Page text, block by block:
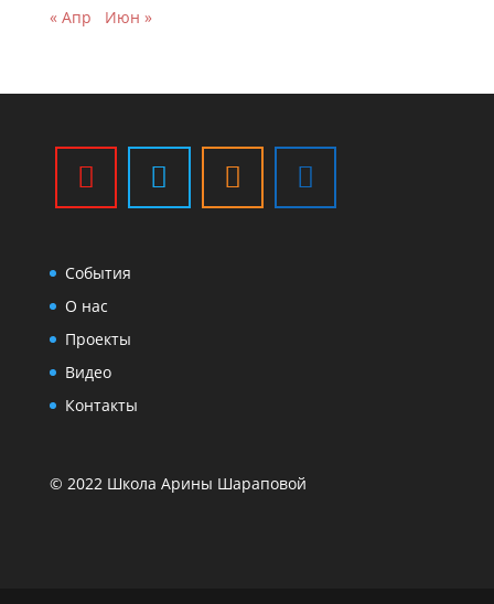
« Апр
Июн »
События
О нас
Проекты
Видео
Контакты
© 2022 Школа Арины Шараповой